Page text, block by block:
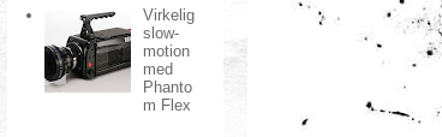
Virkelig
slow-
motion
med
Phanto
m Flex